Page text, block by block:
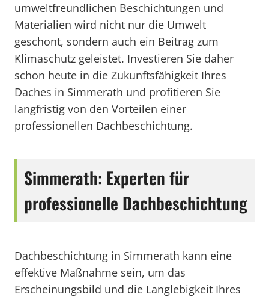
umweltfreundlichen Beschichtungen und
Materialien wird nicht nur die Umwelt
geschont, sondern auch ein Beitrag zum
Klimaschutz geleistet. Investieren Sie daher
schon heute in die Zukunftsfähigkeit Ihres
Daches in Simmerath und profitieren Sie
langfristig von den Vorteilen einer
professionellen Dachbeschichtung.
Simmerath: Experten für
professionelle Dachbeschichtung
Dachbeschichtung in Simmerath kann eine
effektive Maßnahme sein, um das
Erscheinungsbild und die Langlebigkeit Ihres